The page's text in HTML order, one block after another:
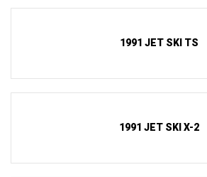
1991 JET SKI TS
1991 JET SKI X-2